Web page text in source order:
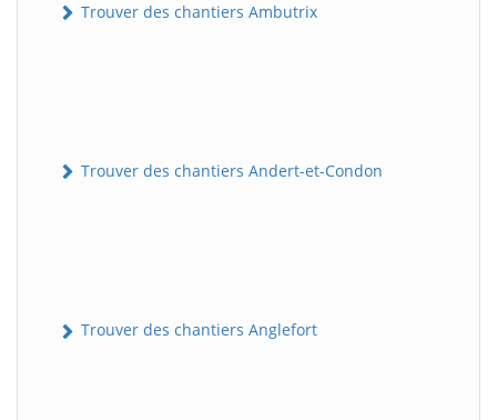
Trouver des chantiers Ambutrix
Trouver des chantiers Andert-et-Condon
Trouver des chantiers Anglefort